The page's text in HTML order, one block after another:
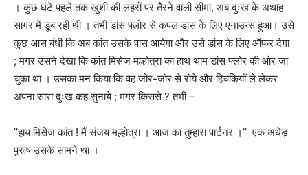
। कुछ घंटे पहले तक खुशी की लहरों पर तैरने वाली सीमा, अब दुःख के अथाह
सागर में डूब रही थी । तभी डांस फ्लोर से कपल डांस के लिए एनाउन्स हुआ। उसे
कुछ आस बंधी कि अब कांत उसके पास आयेगा और उसे डांस के लिए ऑफर देगा
; मगर उसने देखा कि कांत मिसेज मल्होत्रा का हाथ थाम डांस फ्लोर की ओर जा
चुका था । उसका मन किया कि वह जोर-जोर से रोये और हिचकियॉं ले लेकर
अपना सारा दुःख कह सुनाये ; मगर किससे?तभी –
’’हाय मिसेज कांत ! मैं संजय मल्होत्रा । आज का तुम्हारा पार्टनर ।’’ एक अधेड़
पुरूष उसके सामने था ।